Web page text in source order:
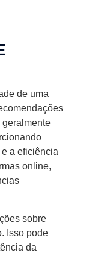
de uma
a eficiência
online,
sobre
Isso pode
da